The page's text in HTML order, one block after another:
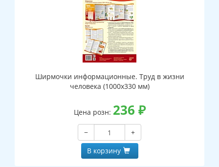
Ширмочки информационные. Труд в жизни
человека (1000х330 мм)
Цена розн: 236 ₽
−
+
В корзину